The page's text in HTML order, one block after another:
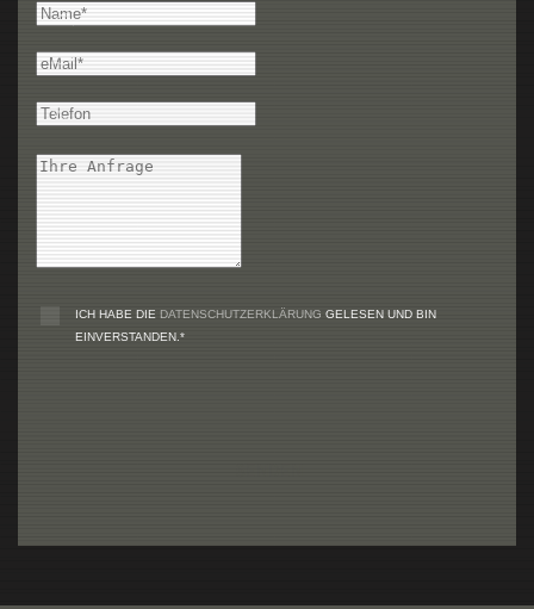
ICH HABE DIE DATENSCHUTZERKLÄRUNG GELESEN UND BIN
EINVERSTANDEN.*